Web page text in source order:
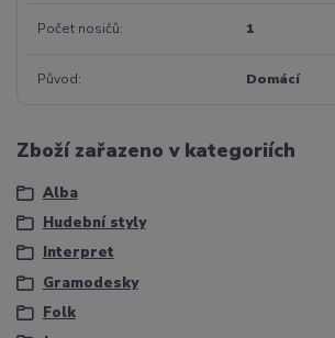
Počet nosičů 1
Původ Domácí
Zboží zařazeno v kategoriích
Alba
Hudební styly
Interpret
Gramodesky
Folk